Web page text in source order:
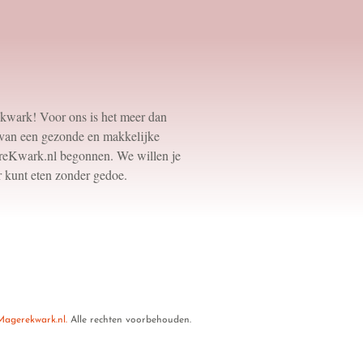
Voor ons is het meer dan
een gezonde en makkelijke
begonnen. We willen je
eten zonder gedoe.
Alle rechten voorbehouden.